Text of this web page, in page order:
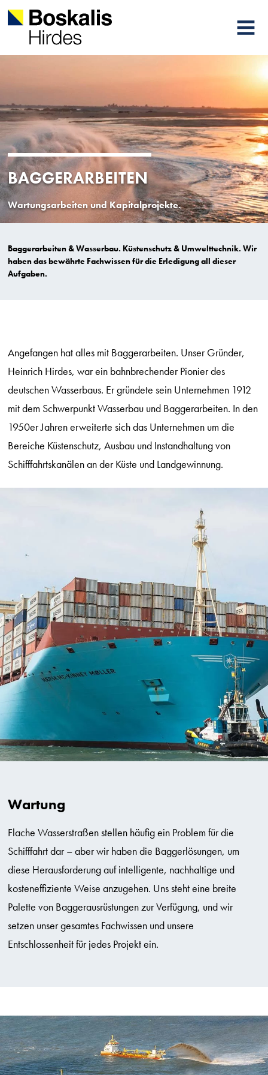
MENU
BAGGERARBEITEN
Wartungsarbeiten und Kapitalprojekte.
Baggerarbeiten & Wasserbau. Küstenschutz & Umwelttechnik. Wir
haben das bewährte Fachwissen für die Erledigung all dieser
Aufgaben.
Angefangen hat alles mit Baggerarbeiten. Unser Gründer,
Heinrich Hirdes, war ein bahnbrechender Pionier des
deutschen Wasserbaus. Er gründete sein Unternehmen 1912
mit dem Schwerpunkt Wasserbau und Baggerarbeiten. In den
1950er Jahren erweiterte sich das Unternehmen um die
Bereiche Küstenschutz, Ausbau und Instandhaltung von
Schifffahrtskanälen an der Küste und Landgewinnung.
Wartung
Flache Wasserstraßen stellen häufig ein Problem für die
Schifffahrt dar – aber wir haben die Baggerlösungen, um
diese Herausforderung auf intelligente, nachhaltige und
kosteneffiziente Weise anzugehen. Uns steht eine breite
Palette von Baggerausrüstungen zur Verfügung, und wir
setzen unser gesamtes Fachwissen und unsere
Entschlossenheit für jedes Projekt ein.